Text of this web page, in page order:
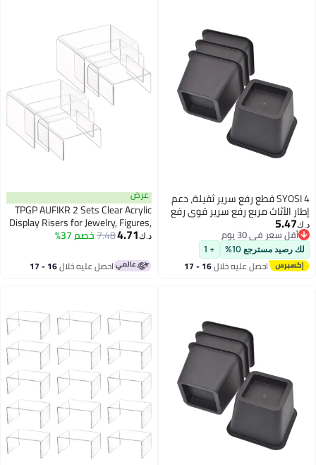
SYOSI 4 قطع رفع سرير ثقيلة، دعم
إطار الأثاث مربع رفع سرير قوي رفع
إطارات الأثاث مصاعد سرير مربع
مصاعد سرير قوية لسرير، أريكة،
كرسي، مكتب، أريكة وسرير بطابقين
د.ك‏5.47
أقل سعر في 30 يوم
أقل سعر في 30 يوم
لك رصيد مسترجع 10% + 1
احصل عليه خلال 16 - 17
عرض
TPGP AUFIKR 2 Sets Clear Acrylic
Display Risers for Jewelry, Figures,
Buffets and Cupcakes
د.ك‏4.71
7.48خصم 37%
احصل عليه خلال 16 - 17